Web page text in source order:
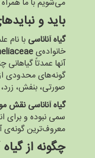
می‌شویم با ما
باید و
گیاه آناناسی با نام
خانواده‌ی
آنها عمدتاً
گونه‌های محدودی
صورتی، بنفش،
گیاه آناناسی نقش
سمی نبوده و برای
معروف‌ترین گونه‌ی
چگونه از